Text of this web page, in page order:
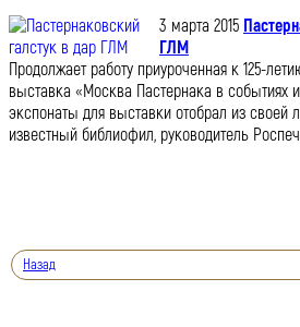
3 марта 2015
ГЛМ
Продолжает работу приуроченная к 125-
выставка «Москва Пастернака в событиях
экспонаты для выставки отобрал из своей
известный библиофил, руководитель
Назад